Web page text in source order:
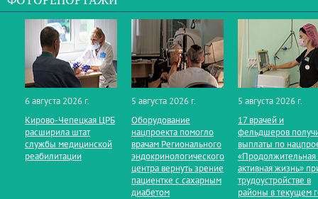
6 августа 2026 г.
Кирово‑Чепецкая ЦРБ
расширила штат
службы медицинской
реабилитации
5 августа 2026 г.
Оборудование
нацпроекта помогло
врачам Регионального
эндокринологического
центра вернуть зрение
пациентке с сахарным
диабетом
5 августа 2026 г.
17 врачей и
фельдшеров
выплаты по
«Продолжительная
активная жизнь»
трудоустройстве в
районы в текущем